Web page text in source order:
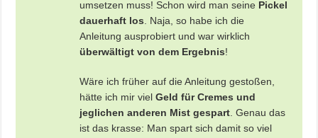
umsetzen muss! Schon wird man seine Pickel
dauerhaft los . Naja, so habe ich die
Anleitung ausprobiert und war wirklich
überwältigt von dem Ergebnis!
Wäre ich früher auf die Anleitung gestoßen,
hätte ich mir vielGeld für Cremes und
jeglichen anderen Mist gespart . Genau das
ist das krasse: Man spart sich damit so viel